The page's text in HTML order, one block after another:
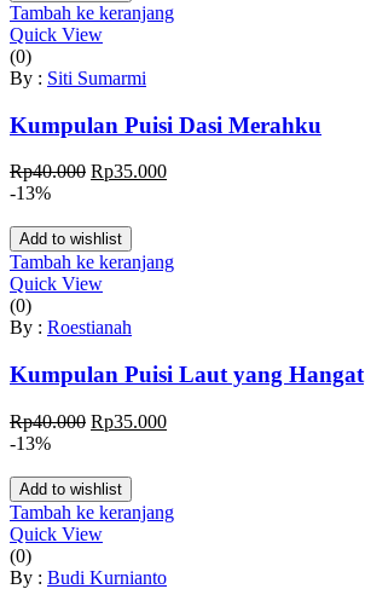
Tambah ke keranjang
Quick View
(0)
By : Siti Sumarmi
Kumpulan Puisi Dasi Merahku
Rp40.000 Harga
Rp40.000.
Rp35.000Harga
Rp35.000.
-13%
Add to wishlist
Tambah ke keranjang
Quick View
(0)
By : Roestianah
Kumpulan Puisi Laut yang Hangat
Rp40.000 Harga
Rp40.000.
Rp35.000Harga
Rp35.000.
-13%
Add to wishlist
Tambah ke keranjang
Quick View
(0)
By : Budi Kurnianto